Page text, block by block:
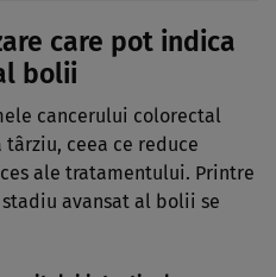
care pot indica
bolii
cancerului colorectal
ceea ce reduce
ale tratamentului. Printre
avansat al bolii se